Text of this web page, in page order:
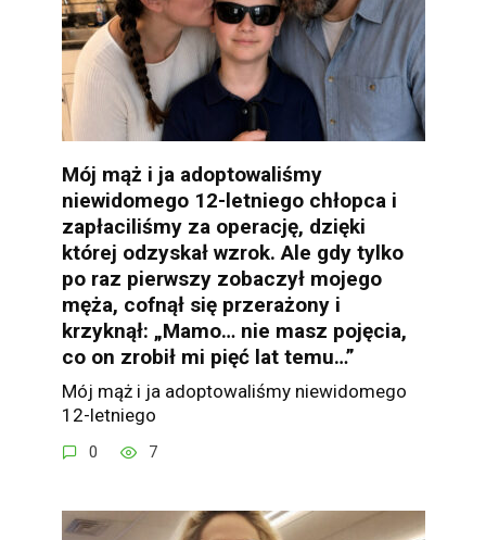
Mój mąż i ja adoptowaliśmy
niewidomego 12-letniego chłopca i
zapłaciliśmy za operację, dzięki
której odzyskał wzrok. Ale gdy tylko
po raz pierwszy zobaczył mojego
męża, cofnął się przerażony i
krzyknął: „Mamo… nie masz pojęcia,
co on zrobił mi pięć lat temu…”
Mój mąż i ja adoptowaliśmy niewidomego
12-letniego
0 7